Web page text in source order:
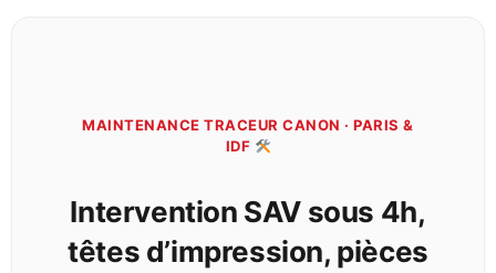
MAINTENANCE TRACEUR CANON · PARIS &
IDF
Intervention SAV sous 4h,
têtes d’impression, pièces